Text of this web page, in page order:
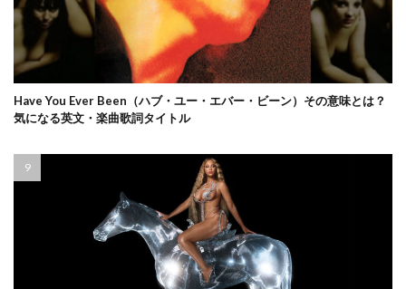
Have You Ever Been（ハブ・ユー・エバー・ビーン）その意味とは？
気になる英文・楽曲歌詞タイトル